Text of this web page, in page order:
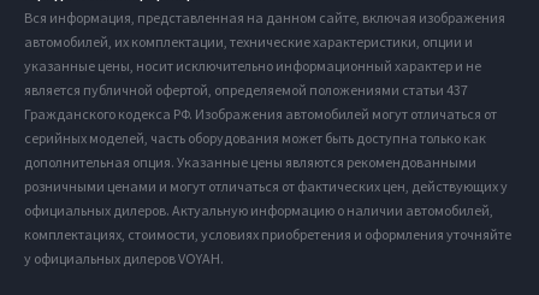
Вся информация, представленная на данном сайте, включая изображения
автомобилей, их комплектации, технические характеристики, опции и
указанные цены, носит исключительно информационный характер и не
является публичной офертой, определяемой положениями статьи 437
Гражданского кодекса РФ. Изображения автомобилей могут отличаться от
серийных моделей, часть оборудования может быть доступна только как
дополнительная опция. Указанные цены являются рекомендованными
розничными ценами и могут отличаться от фактических цен, действующих у
официальных дилеров. Актуальную информацию о наличии автомобилей,
комплектациях, стоимости, условиях приобретения и оформления уточняйте
у официальных дилеров VOYAH.